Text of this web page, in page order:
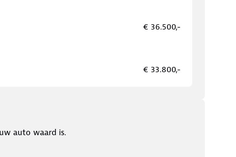
€ 36.500,-
€ 33.800,-
auto waard is.